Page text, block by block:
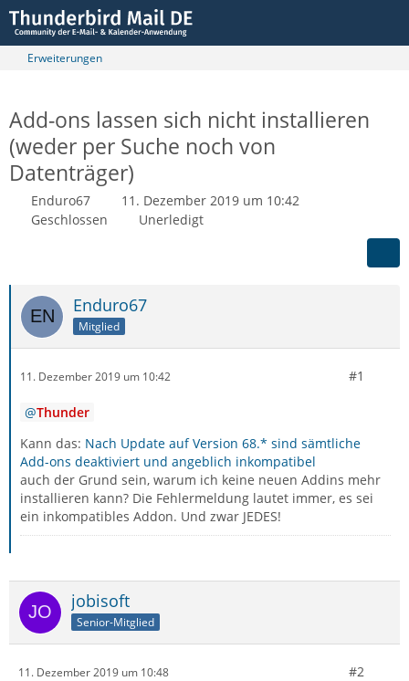
Erweiterungen
Add-ons lassen sich nicht installieren
(weder per Suche noch von
Datenträger)
Enduro67
11. Dezember 2019 um 10:42
Geschlossen
Unerledigt
Enduro67
Mitglied
11. Dezember 2019 um 10:42 #1
Thunder
Kann das: Nach Update auf Version 68.* sind sämtliche
Add-ons deaktiviert und angeblich inkompatibel
auch der Grund sein, warum ich keine neuen Addins mehr
installieren kann? Die Fehlermeldung lautet immer, es sei
ein inkompatibles Addon. Und zwar JEDES!
jobisoft
Senior-Mitglied
11. Dezember 2019 um 10:48 #2